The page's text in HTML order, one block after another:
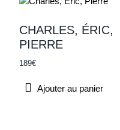
CHARLES, ÉRIC,
PIERRE
189€
Ajouter au panier